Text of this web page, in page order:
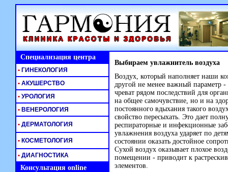
Специализация центра Выбираем увлажнитель воздуха
Воздух, который наполняет наши
другой не менее важный параметр
чреват рядом последствий для
на общее самочувствие, но и на
постоянного вдыхания такого
свойство пересыхать. Это дает
респираторные и инфекционные
увлажнения воздуха ударяет по
состоянии оказать достойное
Сухой воздух оказывает плохое
помещении - приводит к
элементов.
• ГИНЕКОЛОГИЯ
• АКУШЕРСТВО
• УРОЛОГИЯ
• ВЕНЕРОЛОГИЯ
• ДЕРМАТОЛОГИЯ
• КОСМЕТОЛОГИЯ
• ДИАГНОСТИКА
Консультация online